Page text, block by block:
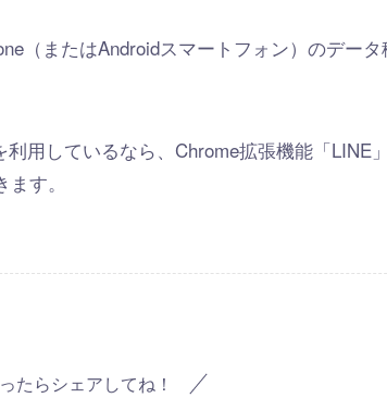
（またはAndroidスマートフォン）のデー
用しているなら、Chrome拡張機能「LINE
す。
たらシェアしてね！